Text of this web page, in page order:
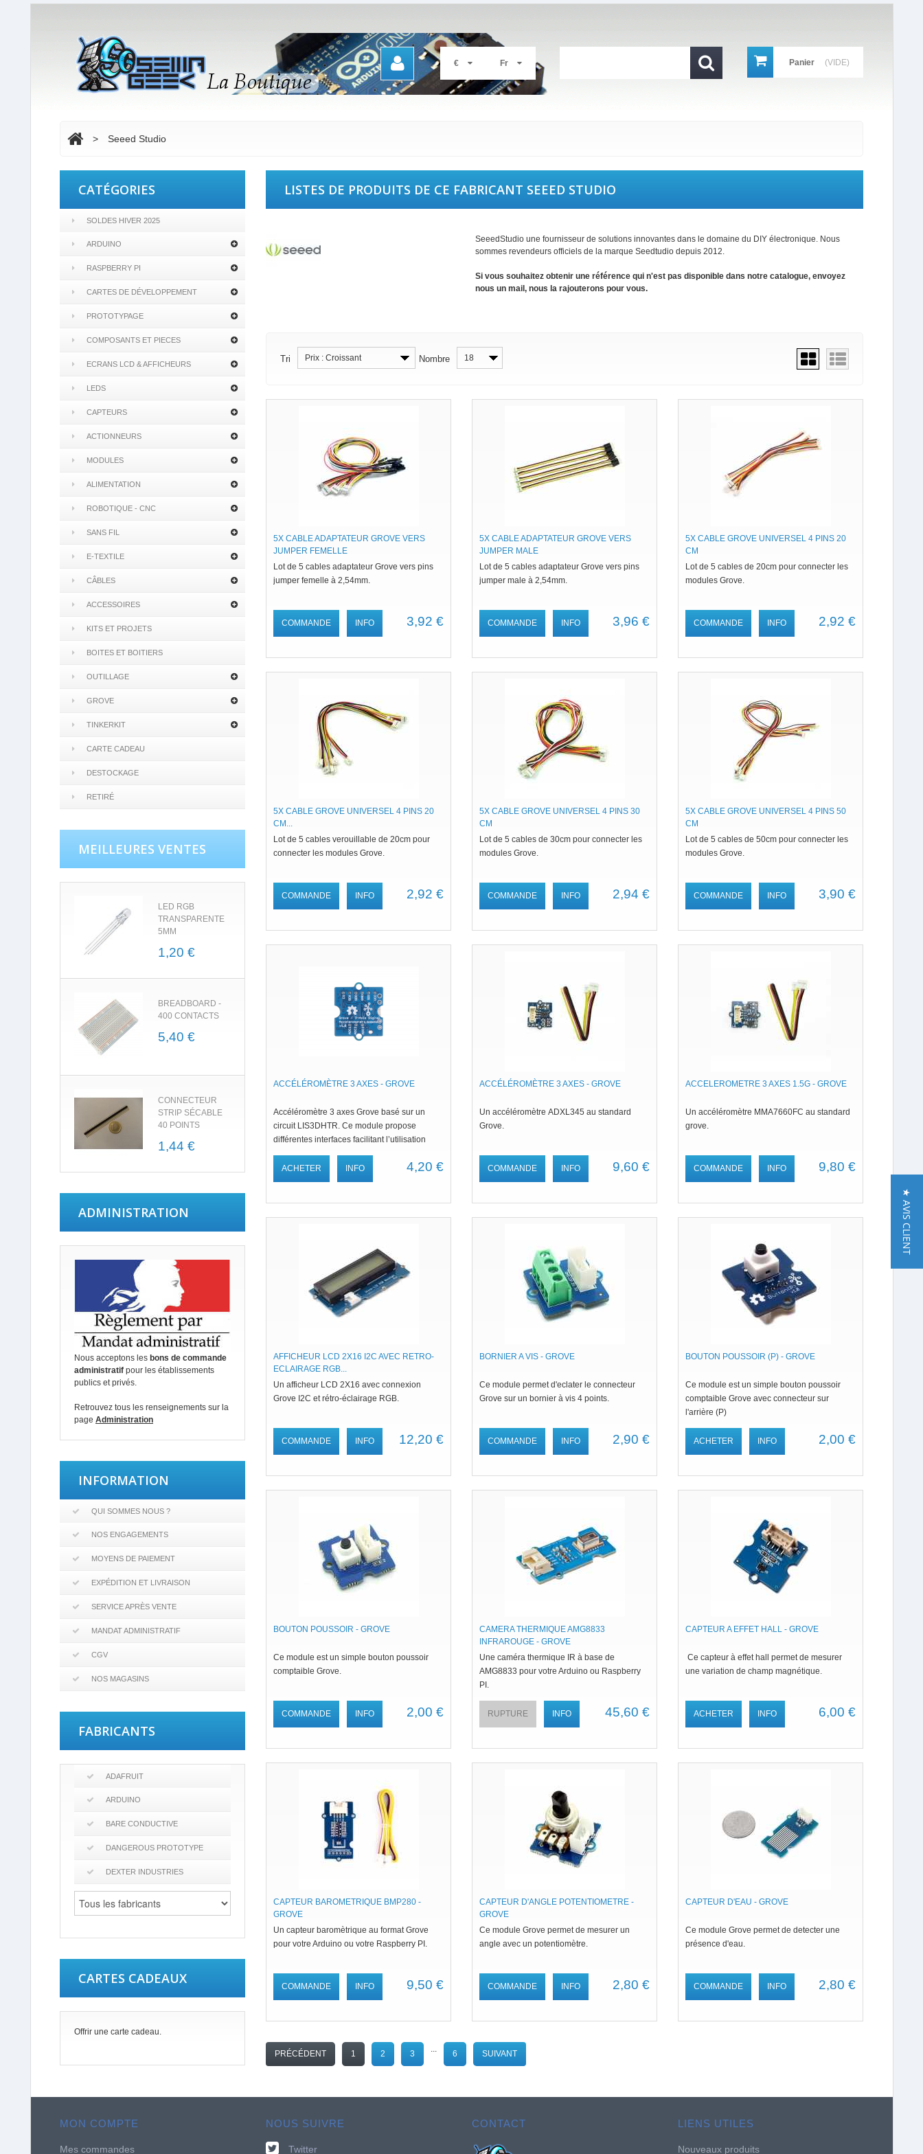
Panier (VIDE)
€ Fr
> Seeed Studio
CATÉGORIES
SOLDES HIVER 2025
ARDUINO
RASPBERRY PI
CARTES DE DÉVELOPPEMENT
PROTOTYPAGE
COMPOSANTS ET PIECES
ECRANS LCD & AFFICHEURS
LEDS
CAPTEURS
ACTIONNEURS
MODULES
ALIMENTATION
ROBOTIQUE - CNC
SANS FIL
E-TEXTILE
CÂBLES
ACCESSOIRES
KITS ET PROJETS
BOITES ET BOITIERS
OUTILLAGE
GROVE
TINKERKIT
CARTE CADEAU
DESTOCKAGE
RETIRÉ
MEILLEURES VENTES
LED RGB
TRANSPARENTE
5MM
1,20 €
BREADBOARD -
400 CONTACTS
5,40 €
CONNECTEUR
STRIP SÉCABLE
40 POINTS
1,44 €
ADMINISTRATION
Nous acceptons les bons de commande
administratif pour les établissements
publics et privés.
Retrouvez tous les renseignements sur la
page Administration
INFORMATION
QUI SOMMES NOUS ?
NOS ENGAGEMENTS
MOYENS DE PAIEMENT
EXPÉDITION ET LIVRAISON
SERVICE APRÈS VENTE
MANDAT ADMINISTRATIF
CGV
NOS MAGASINS
FABRICANTS
ADAFRUIT
ARDUINO
BARE CONDUCTIVE
DANGEROUS PROTOTYPE
DEXTER INDUSTRIES
CARTES CADEAUX
Offrir une carte cadeau.
LISTES DE PRODUITS DE CE FABRICANT SEEED STUDIO
SeeedStudio une fournisseur de solutions innovantes dans le domaine du DIY électronique. Nous
sommes revendeurs officiels de la marque Seedtudio depuis 2012.
Si vous souhaitez obtenir une référence qui n'est pas disponible dans notre catalogue, envoyez
nous un mail, nous la rajouterons pour vous.
Tri Prix : Croissant Nombre 18
5X CABLE ADAPTATEUR GROVE VERS
JUMPER FEMELLE
Lot de 5 cables adaptateur Grove vers pins
jumper femelle à 2,54mm.
3,92 €
COMMANDE INFO
5X CABLE ADAPTATEUR GROVE VERS
JUMPER MALE
Lot de 5 cables adaptateur Grove vers pins
jumper male à 2,54mm.
3,96 €
COMMANDE INFO
5X CABLE GROVE UNIVERSEL 4 PINS 20
CM
Lot de 5 cables de 20cm pour connecter les
modules Grove.
2,92 €
COMMANDE INFO
5X CABLE GROVE UNIVERSEL 4 PINS 20
CM...
Lot de 5 cables verouillable de 20cm pour
connecter les modules Grove.
2,92 €
COMMANDE INFO
5X CABLE GROVE UNIVERSEL 4 PINS 30
CM
Lot de 5 cables de 30cm pour connecter les
modules Grove.
2,94 €
COMMANDE INFO
5X CABLE GROVE UNIVERSEL 4 PINS 50
CM
Lot de 5 cables de 50cm pour connecter les
modules Grove.
3,90 €
COMMANDE INFO
ACCÉLÉROMÈTRE 3 AXES - GROVE
Accéléromètre 3 axes Grove basé sur un
circuit LIS3DHTR. Ce module propose
différentes interfaces facilitant l’utilisation
(CAN I2C/SPI/ADC GPIO).
4,20 €
ACHETER INFO
ACCÉLÉROMÈTRE 3 AXES - GROVE
Un accéléromètre ADXL345 au standard
Grove.
9,60 €
COMMANDE INFO
ACCELEROMETRE 3 AXES 1.5G - GROVE
Un accéléromètre MMA7660FC au standard
grove.
9,80 €
COMMANDE INFO
AFFICHEUR LCD 2X16 I2C AVEC RETRO-
ECLAIRAGE RGB...
Un afficheur LCD 2X16 avec connexion
Grove I2C et rétro-éclairage RGB.
12,20 €
COMMANDE INFO
BORNIER A VIS - GROVE
Ce module permet d'eclater le connecteur
Grove sur un bornier à vis 4 points.
2,90 €
COMMANDE INFO
BOUTON POUSSOIR (P) - GROVE
Ce module est un simple bouton poussoir
comptaible Grove avec connecteur sur
l'arrière (P)
2,00 €
ACHETER INFO
BOUTON POUSSOIR - GROVE
Ce module est un simple bouton poussoir
comptaible Grove.
2,00 €
COMMANDE INFO
CAMERA THERMIQUE AMG8833
INFRAROUGE - GROVE
Une caméra thermique IR à base de
AMG8833 pour votre Arduino ou Raspberry
PI.
45,60 €
RUPTURE INFO
CAPTEUR A EFFET HALL - GROVE
Ce capteur à effet hall permet de mesurer
une variation de champ magnétique.
6,00 €
ACHETER INFO
CAPTEUR BAROMETRIQUE BMP280 -
GROVE
Un capteur baromètrique au format Grove
pour votre Arduino ou votre Raspberry PI.
9,50 €
COMMANDE INFO
CAPTEUR D'ANGLE POTENTIOMETRE -
GROVE
Ce module Grove permet de mesurer un
angle avec un potentiomètre.
2,80 €
COMMANDE INFO
CAPTEUR D'EAU - GROVE
Ce module Grove permet de detecter une
présence d'eau.
2,80 €
COMMANDE INFO
PRÉCÉDENT 1 2 3 ... 6 SUIVANT
MON COMPTE
Mes commandes
NOUS SUIVRE
Twitter
CONTACT LIENS UTILES
Nouveaux produits
★ AVIS CLIENT